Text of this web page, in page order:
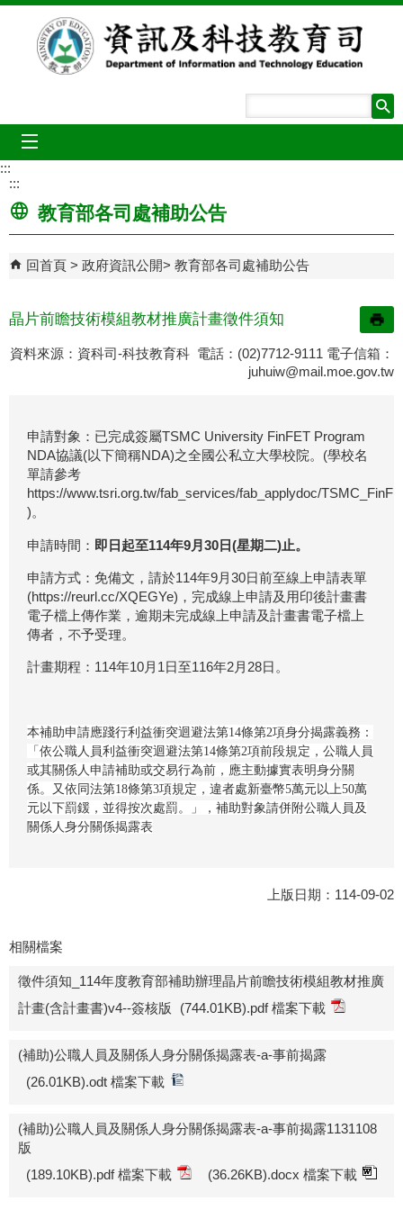
跳到主要內容區塊
:::
:::
教育部各司處補助公告
回首頁 政府資訊公開 教育部各司處補助公告
晶片前瞻技術模組教材推廣計畫徵件須知
資料來源：資科司-科技教育科 電話：(02)7712-9111 電子信箱：
juhuiw@mail.moe.gov.tw
申請對象：已完成簽屬TSMC University FinFET Program
NDA協議(以下簡稱NDA)之全國公私立大學校院。(學校名
單請參考
https://www.tsri.org.tw/fab_services/fab_applydoc/
)。
申請時間： 即日起至114年9月30日(星期二)止。
申請方式：免備文，請於114年9月30日前至線上申請表單
(https://reurl.cc/XQEGYe)，完成線上申請及用印後計畫書
電子檔上傳作業，逾期未完成線上申請及計畫書電子檔上
傳者，不予受理。
計畫期程：114年10月1日至116年2月28日。
本補助申請應踐行利益衝突迴避法第14條第2項身分揭露義務：
「依公職人員利益衝突迴避法第14條第2項前段規定，公職人員
或其關係人申請補助或交易行為前，應主動據實表明身分關
係。又依同法第18條第3項規定，違者處新臺幣5萬元以上50萬
元以下罰鍰，並得按次處罰。」，補助對象請併附公職人員及
關係人身分關係揭露表
上版日期：114-09-02
相關檔案
徵件須知_114年度教育部補助辦理晶片前瞻技術模組教材推廣
計畫(含計畫書)v4--簽核版
(744.01KB).pdf 檔案下載
(補助)公職人員及關係人身分關係揭露表-a-事前揭露
(26.01KB).odt 檔案下載
(補助)公職人員及關係人身分關係揭露表-a-事前揭露1131108
版
(189.10KB).pdf 檔案下載
(36.26KB).docx 檔案下載